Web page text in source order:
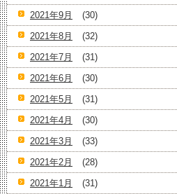
2021年9月
(30)
2021年8月
(32)
2021年7月
(31)
2021年6月
(30)
2021年5月
(31)
2021年4月
(30)
2021年3月
(33)
2021年2月
(28)
2021年1月
(31)